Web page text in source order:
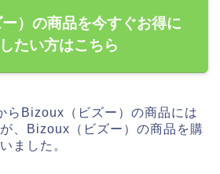
）の商品を今すぐお得に
たい方はこちら
らBizoux（ビズー）の商品には
、Bizoux（ビズー）の商品を購
ました。